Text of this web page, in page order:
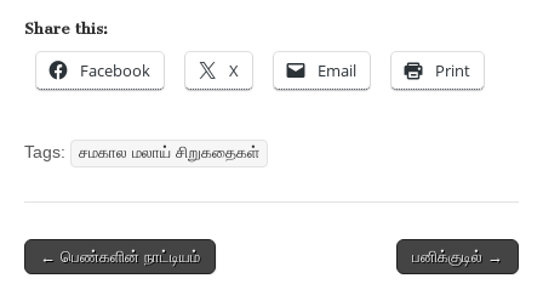
Share this:
Facebook X Email Print
Tags: சமகால மலாய் சிறுகதைகள்
Post
← பெண்களின் நாட்டியம் பனிக்குடில் →